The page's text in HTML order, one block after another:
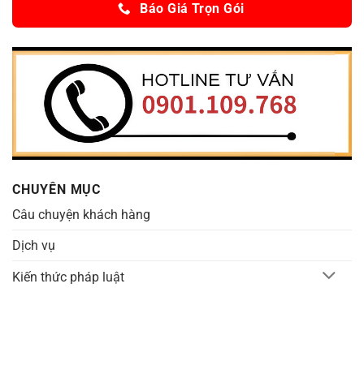
Báo Giá Trọn Gói
CHUYÊN MỤC
Câu chuyện khách hàng
Dịch vụ
Kiến thức pháp luật